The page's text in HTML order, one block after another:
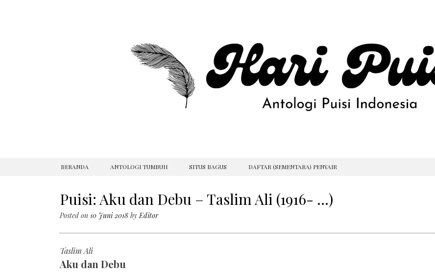
SKIP
BERANDA ANTOLOGI TUMBUH SITUS BAGUS DAFTAR (SEMENTARA) PENYAIR
Puisi: Aku dan Debu – Taslim Ali (1916- …)
Posted on 10 Juni 2018 byEditor
Taslim Ali
Aku dan Debu